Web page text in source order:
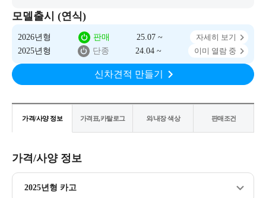
모델출시 (연식)
2026년형 판매 25.07 ~
자세히 보기
2025년형
단종 24.04 ~ 이미 열람 중
신차견적 만들기
가격/사양 정보 가격표,카탈로그 외/내장 색상 판매조건
가격/사양 정보
2025년형 카고